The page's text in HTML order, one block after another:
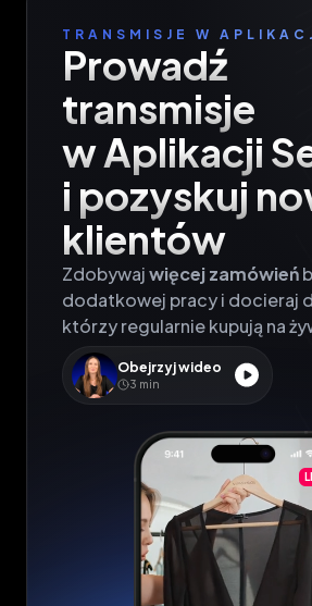
TRANSMISJE W
Prowadź
transmisje
w Aplikacji
i pozyskuj
klientów
Zdobywaj więcej zamówień
dodatkowej pracy i docieraj
którzy regularnie kupują na
Obejrzyj wideo
3 min